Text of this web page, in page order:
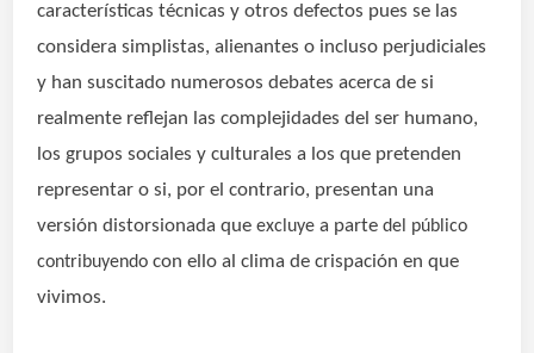
características técnicas y otros defectos pues se las
considera simplistas, alienantes o incluso perjudiciales
y han suscitado numerosos debates acerca de si
realmente reflejan las complejidades del ser humano,
los grupos sociales y culturales a los que pretenden
representar o si, por el contrario, presentan una
versión distorsionada queexcluye a partedel público
contribuyendocon ello al clima de crispación en que
vivimos.